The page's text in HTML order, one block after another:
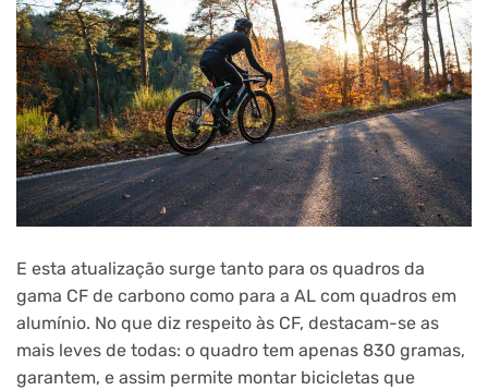
E esta atualização surge tanto para os quadros da
gama CF de carbono como para a AL com quadros em
alumínio. No que diz respeito às CF, destacam-se as
mais leves de todas: o quadro tem apenas 830 gramas,
garantem, e assim permite montar bicicletas que